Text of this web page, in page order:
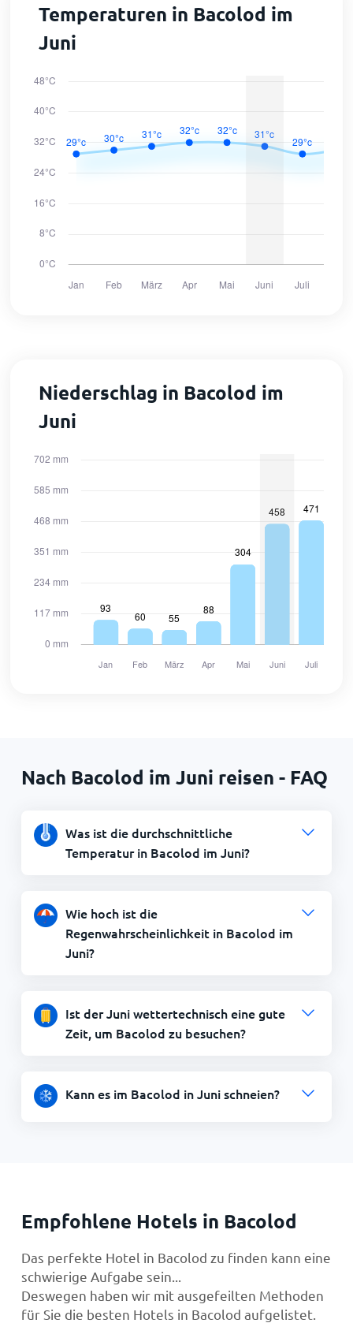
Temperaturen in Bacolod im
Juni
Niederschlag in Bacolod im
Juni
Nach Bacolod im Juni reisen - FAQ
Was ist die durchschnittliche
Temperatur in Bacolod im Juni?
Wie hoch ist die
Regenwahrscheinlichkeit in Bacolod im
Juni?
Ist der Juni wettertechnisch eine gute
Zeit, um Bacolod zu besuchen?
Kann es im Bacolod in Juni schneien?
Empfohlene Hotels in Bacolod
Das perfekte Hotel in Bacolod zu finden kann eine
schwierige Aufgabe sein...
Deswegen haben wir mit ausgefeilten Methoden
für Sie die besten Hotels in Bacolod aufgelistet.